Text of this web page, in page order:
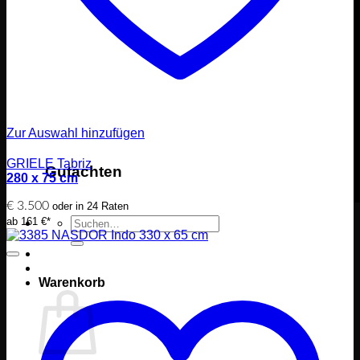
Gutachten
Suchen
nach:
Warenkorb
Zur Auswahl hinzufügen
GRIELE Tabriz
280 x 75 cm
€ 3.500 oder in 24 Raten
ab 161 €*